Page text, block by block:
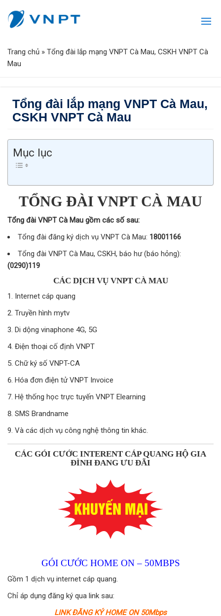
Trang chủ » Tổng đài lắp mạng VNPT Cà Mau, CSKH VNPT Cà
Mau
Tổng đài lắp mạng VNPT Cà Mau,
CSKH VNPT Cà Mau
Mục lục
TỔNG ĐÀI VNPT CÀ MAU
Tổng đài VNPT Cà Mau gồm các số sau:
Tổng đài đăng ký dịch vụ VNPT Cà Mau: 18001166
Tổng đài VNPT Cà Mau, CSKH, báo hư (báo hỏng):
(0290)119
CÁC DỊCH VỤ VNPT CÀ MAU
Internet cáp quang
Truyền hình mytv
Di dộng vinaphone 4G, 5G
Điện thoại cố định VNPT
Chữ ký số VNPT-CA
Hóa đơn điện tử VNPT Invoice
Hệ thống học trực tuyến VNPT Elearning
SMS Brandname
Và các dịch vụ công nghệ thông tin khác.
CÁC GÓI CƯỚC INTERENT CÁP QUANG HỘ GIA
ĐÌNH ĐANG ƯU ĐÃI
GÓI CƯỚC HOME ON – 50MBPS
Gồm 1 dịch vụ internet cáp quang.
Chỉ áp dụng đăng ký qua link sau:
LINK ĐĂNG KÝ HOME ON 50Mbps